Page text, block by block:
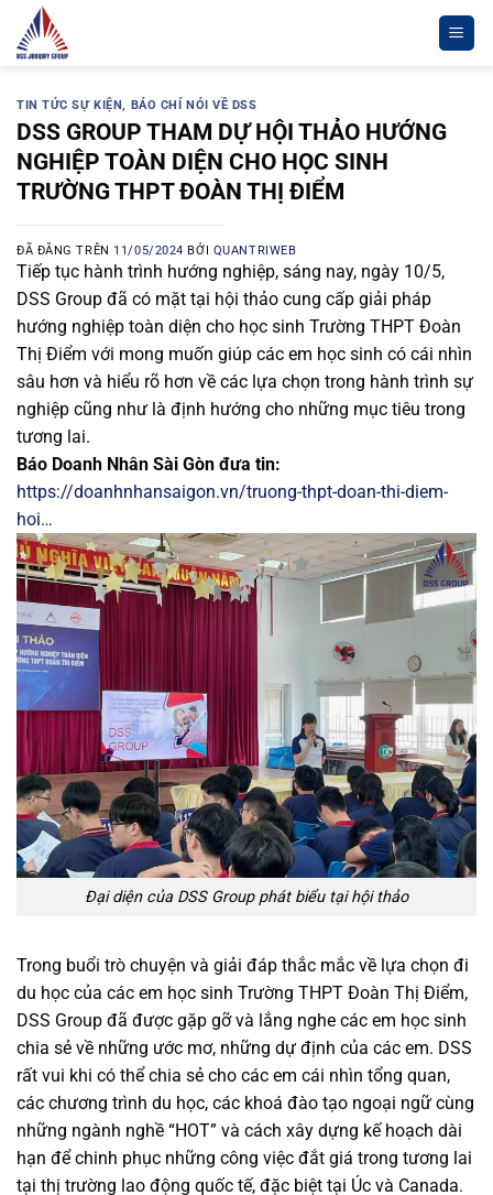
Chuyển
đến
dungTIN TỨC SỰ KIỆN, BÁO CHÍ NÓI VỀ DSS
DSS GROUP THAM DỰ HỘI THẢO HƯỚNG
NGHIỆP TOÀN DIỆN CHO HỌC SINH
TRƯỜNG THPT ĐOÀN THỊ ĐIỂM
ĐÃ ĐĂNG TRÊN 11/05/2024 BỞI QUANTRIWEB
Tiếp tục hành trình hướng nghiệp, sáng nay, ngày 10/5,
DSS Group đã có mặt tại hội thảo cung cấp giải pháp
hướng nghiệp toàn diện cho học sinh Trường THPT Đoàn
Thị Điểm với mong muốn giúp các em học sinh có cái nhìn
sâu hơn và hiểu rõ hơn về các lựa chọn trong hành trình sự
nghiệp cũng như là định hướng cho những mục tiêu trong
tương lai.
Báo Doanh Nhân Sài Gòn đưa tin:
https://doanhnhansaigon.vn/truong-thpt-doan-thi-diem-
hoi…
Đại diện của DSS Group phát biểu tại hội thảo
Trong buổi trò chuyện và giải đáp thắc mắc về lựa chọn đi
du học của các em học sinh Trường THPT Đoàn Thị Điểm,
DSS Group đã được gặp gỡ và lắng nghe các em học sinh
chia sẻ về những ước mơ, những dự định của các em. DSS
rất vui khi có thể chia sẻ cho các em cái nhìn tổng quan,
các chương trình du học, các khoá đào tạo ngoại ngữ cùng
những ngành nghề “HOT” và cách xây dựng kế hoạch dài
hạn để chinh phục những công việc đắt giá trong tương lai
tại thị trường lao động quốc tế, đặc biệt tại Úc và Canada.